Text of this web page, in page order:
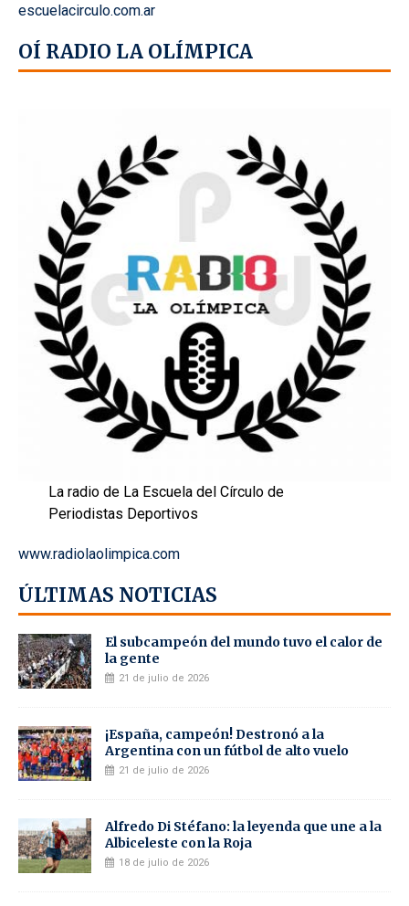
escuelacirculo.com.ar
OÍ RADIO LA OLÍMPICA
La radio de La Escuela del Círculo de
Periodistas Deportivos
www.radiolaolimpica.com
ÚLTIMAS NOTICIAS
El subcampeón del mundo tuvo el calor de
la gente
21 de julio de 2026
¡España, campeón! Destronó a la
Argentina con un fútbol de alto vuelo
21 de julio de 2026
Alfredo Di Stéfano: la leyenda que une a la
Albiceleste con la Roja
18 de julio de 2026